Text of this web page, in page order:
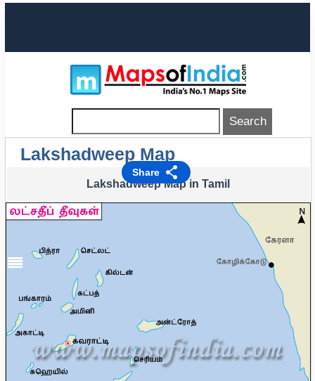
Share
Lakshadweep Map
Lakshadweep Map in Tamil